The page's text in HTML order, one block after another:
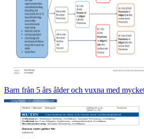
Barn från 5 års ålder och vuxna med